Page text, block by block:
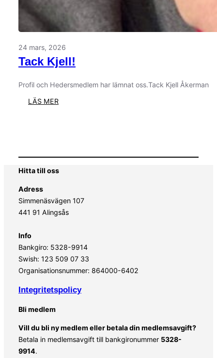
24 mars, 2026
Tack Kjell!
Profil och Hedersmedlem har lämnat oss.Tack Kjell Åkerman
LÄS MER:
Hitta till oss
Adress
Simmenäsvägen 107
441 91 Alingsås
Info
Bankgiro: 5328-9914
Swish: 123 509 07 33
Organisationsnummer: 864000-6402
Integritetspolicy
Bli medlem
Vill du bli ny medlem eller betala din medlemsavgift?
Betala in medlemsavgift till bankgironummer 5328-
9914.